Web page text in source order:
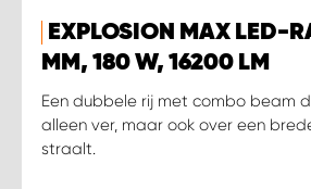
EXPLOSION MAX LED-
MM, 180 W, 16200 LM
Een dubbele rij met combo beam
alleen ver, maar ook over een
straalt.